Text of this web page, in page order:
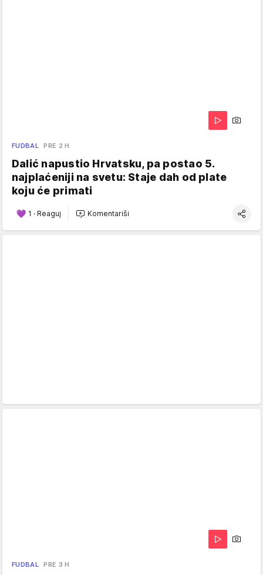
FUDBAL PRE 2 H
Dalić napustio Hrvatsku, pa postao 5.
najplaćeniji na svetu: Staje dah od plate
koju će primati
1 · Reaguj Komentariši
FUDBAL PRE 3 H